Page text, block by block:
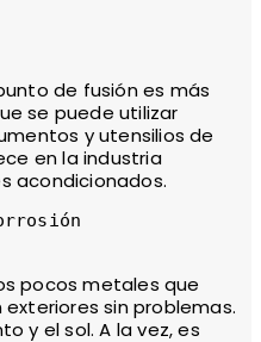
de fusión es más
se puede utilizar
y utensilios de
en la industria
acondicionados.
pocos metales que
sin problemas.
y el sol. A la vez, es